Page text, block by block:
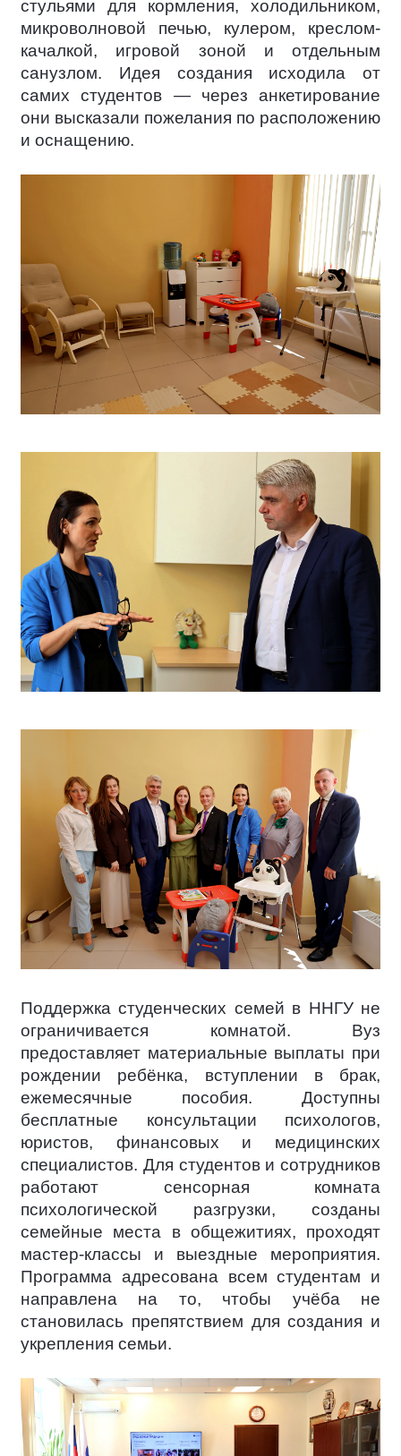
стульями для кормления, холодильником,
микроволновой печью, кулером, креслом-
качалкой, игровой зоной и отдельным
санузлом. Идея создания исходила от
самих студентов — через анкетирование
они высказали пожелания по расположению
и оснащению.
Поддержка студенческих семей в ННГУ не
ограничивается комнатой. Вуз
предоставляет материальные выплаты при
рождении ребёнка, вступлении в брак,
ежемесячные пособия. Доступны
бесплатные консультации психологов,
юристов, финансовых и медицинских
специалистов. Для студентов и сотрудников
работают сенсорная комната
психологической разгрузки, созданы
семейные места в общежитиях, проходят
мастер-классы и выездные мероприятия.
Программа адресована всем студентам и
направлена на то, чтобы учёба не
становилась препятствием для создания и
укрепления семьи.